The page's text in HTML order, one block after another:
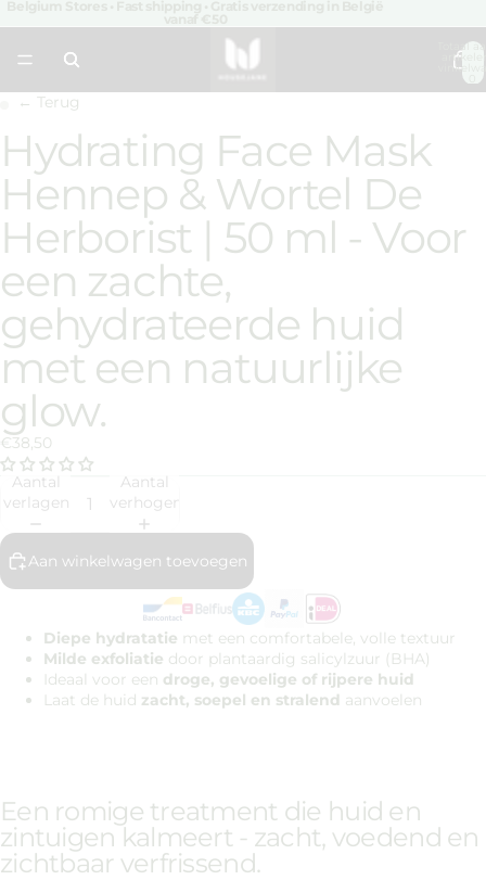
Totaal
← Terug
Afbeelding
openen
in
volledig
scherm
Afbeelding
openen
in
volledig
scherm
Hydrating Face Mask
Hennep & Wortel De
Herborist | 50 ml - Voor
een zachte,
gehydrateerde huid
met een natuurlijke
glow.
€38,50
Aantal
verlagen
Aantal
verhogen
Aan winkelwagen toevoegen
Diepe hydratatie met een comfortabele, volle textuur
Milde exfoliatie door plantaardig salicylzuur (BHA)
Ideaal voor een droge, gevoelige of rijpere huid
Laat de huid zacht, soepel en stralend aanvoelen
Een romige treatment die huid en
zintuigen kalmeert - zacht, voedend en
zichtbaar verfrissend.